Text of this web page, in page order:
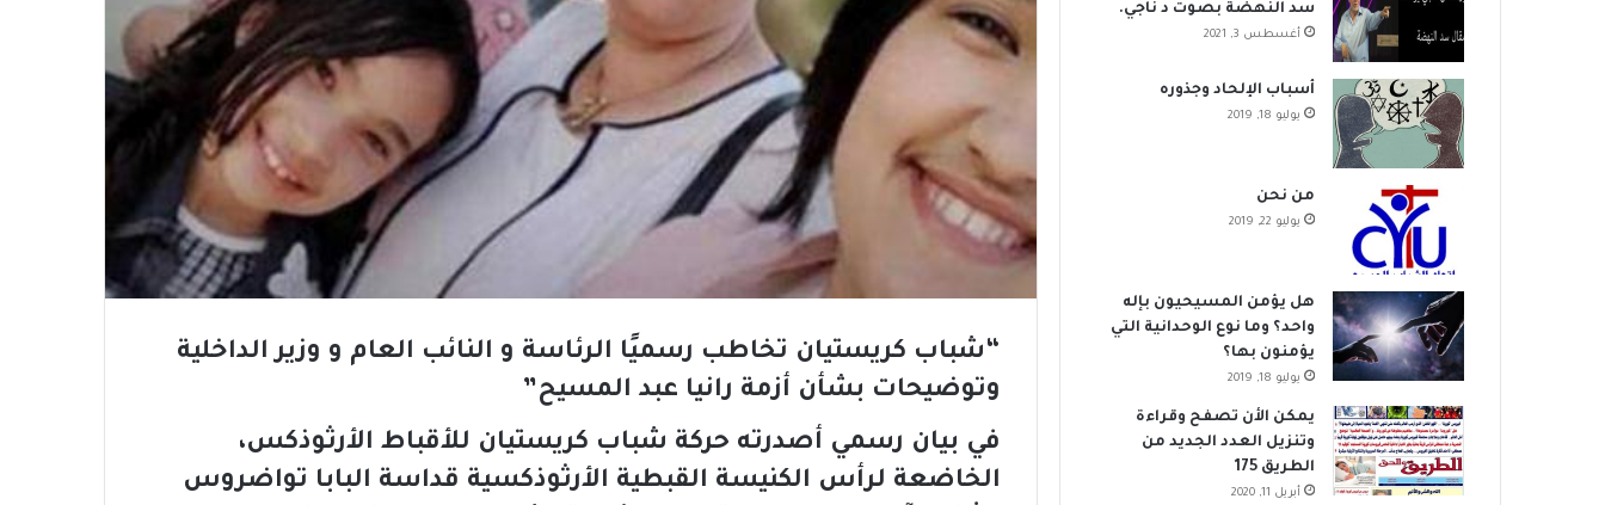
“شباب كريستيان تخاطب رسميًا الرئاسة و النائب العام و وزير الداخلية
وتوضيحات بشأن أزمة رانيا عبد المسيح”
في بيان رسمي أصدرته حركة شباب كريستيان للأقباط الأرثوذكس،
الخاضعة لرأس الكنيسة القبطية الأرثوذكسية قداسة البابا تواضروس
سد النهضة بصوت د ناجي.
أغسطس 3, 2021
أسباب الإلحاد وجذوره
يوليو 18, 2019
من نحن
يوليو 22, 2019
هل يؤمن المسيحيون بإله
واحد؟ وما نوع الوحدانية التي
يؤمنون بها؟
يوليو 18, 2019
يمكن الأن تصفح وقراءة
وتنزيل العدد الجديد من
الطريق 175
أبريل 11, 2020